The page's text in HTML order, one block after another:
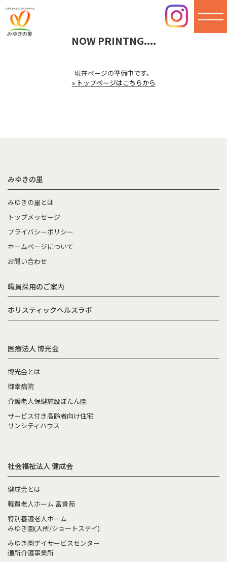
NOW PRINTNG....
現在ページの準備中です。
» トップページはこちらから
みゆきの里
みゆきの里とは
トップメッセージ
プライバシーポリシー
ホームページについて
お問い合わせ
職員採用のご案内
ホリスティックヘルスラボ
医療法人 博光会
博光会とは
御幸病院
介護老人保健施設ぼたん園
サービス付き高齢者向け住宅
サンシティハウス
社会福祉法人 健成会
健成会とは
軽費老人ホーム 富貴苑
特別養護老人ホーム
みゆき園(入所/ショートステイ)
みゆき園デイサービスセンター
通所介護事業所